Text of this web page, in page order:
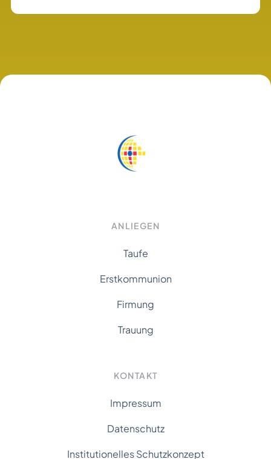
ANLIEGEN
Taufe
Erstkommunion
Firmung
Trauung
KONTAKT
Impressum
Datenschutz
Institutionelles Schutzkonzept